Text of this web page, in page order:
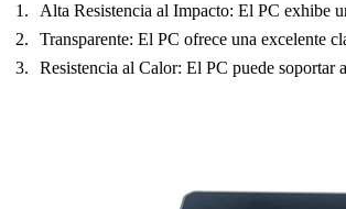
Alta Resistencia al Impacto: El PC exhibe
Transparente: El PC ofrece una excelente
Resistencia al Calor: El PC puede soportar